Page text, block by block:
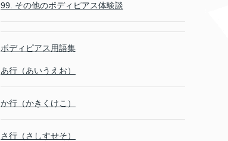
99. その他のボディピアス体験談
ボディピアス用語集
あ行（あいうえお）
か行（かきくけこ）
さ行（さしすせそ）